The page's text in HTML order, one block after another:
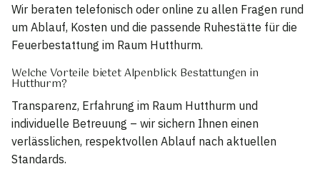
Wir beraten telefonisch oder online zu allen Fragen rund
um Ablauf, Kosten und die passende Ruhestätte für die
Feuerbestattung im Raum Hutthurm.
Welche Vorteile bietet Alpenblick Bestattungen in
Hutthurm?
Transparenz, Erfahrung im Raum Hutthurm und
individuelle Betreuung – wir sichern Ihnen einen
verlässlichen, respektvollen Ablauf nach aktuellen
Standards.